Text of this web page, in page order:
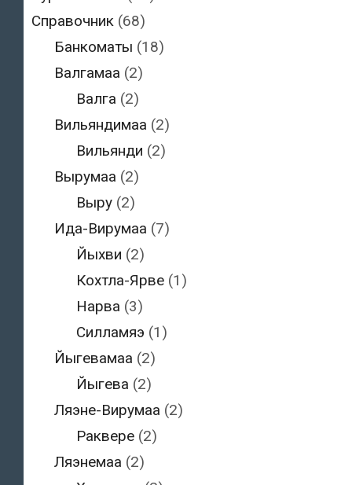
Справочник (68)
Банкоматы (18)
Валгамаа (2)
Валга (2)
Вильяндимаа (2)
Вильянди (2)
Вырумаа (2)
Выру (2)
Ида-Вирумаа (7)
Йыхви (2)
Кохтла-Ярве (1)
Нарва (3)
Силламяэ (1)
Йыгевамаа (2)
Йыгева (2)
Ляэне-Вирумаа (2)
Раквере (2)
Ляэнемаа (2)